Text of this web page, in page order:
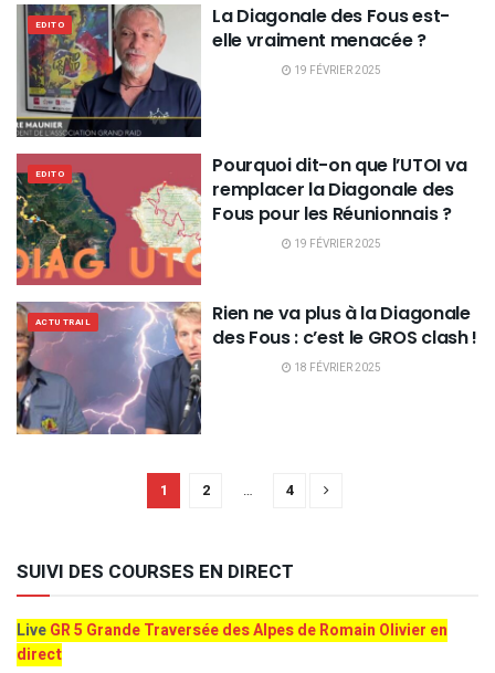
EDITO
La Diagonale des Fous est-
elle vraiment menacée ?
19 FÉVRIER 2025
EDITO
Pourquoi dit-on que l’UTOI va
remplacer la Diagonale des
Fous pour les Réunionnais ?
19 FÉVRIER 2025
ACTU TRAIL
Rien ne va plus à la Diagonale
des Fous : c’est le GROS clash !
18 FÉVRIER 2025
1 2 … 4
SUIVI DES COURSES EN DIRECT
LiveGR 5 Grande Traversée des Alpes de Romain Olivier en
direct